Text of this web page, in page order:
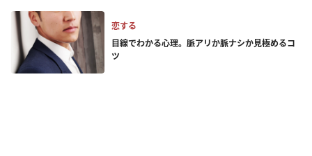
恋する
目線でわかる心理。脈アリか脈ナシか見極めるコ
ツ